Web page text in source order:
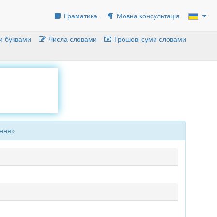
Граматика Мовна консультація
буквами Числа словами
Грошові суми словами